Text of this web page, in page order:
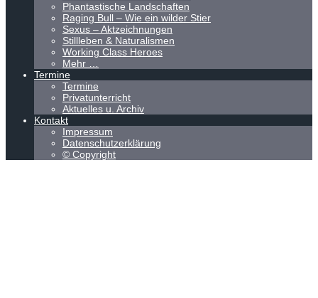
Phantastische Landschaften
Raging Bull – Wie ein wilder Stier
Sexus – Aktzeichnungen
Stillleben & Naturalismen
Working Class Heroes
Mehr …
Termine
Termine
Privatunterricht
Aktuelles u. Archiv
Kontakt
Impressum
Datenschutzerklärung
© Copyright